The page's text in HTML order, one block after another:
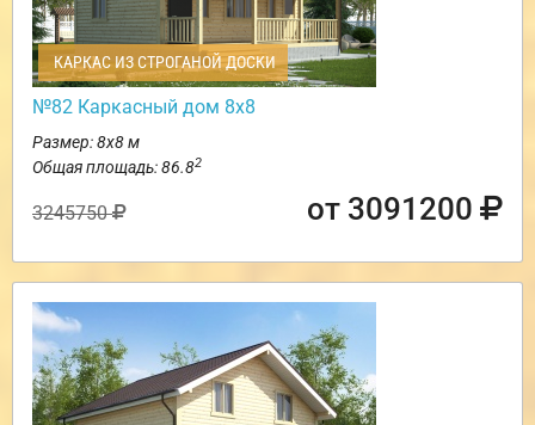
КАРКАС ИЗ СТРОГАНОЙ ДОСКИ
№82 Каркасный дом 8х8
Размер: 8х8 м
Общая площадь: 86.82
3245750 от 3091200